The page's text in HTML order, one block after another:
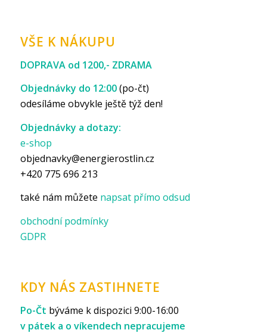
VŠE K NÁKUPU
DOPRAVA od 1200,- ZDRAMA
Objednávky do 12:00(po-čt)
odesíláme obvykle ještě týž den!
Objednávky a dotazy:
e-shop
objednavky@energierostlin.cz
+420 775 696 213
také nám můžete napsat přímo odsud
obchodní podmínky
GDPR
KDY NÁS ZASTIHNETE
Po-Čt býváme k dispozici 9:00-16:00
v pátek a o víkendech nepracujeme